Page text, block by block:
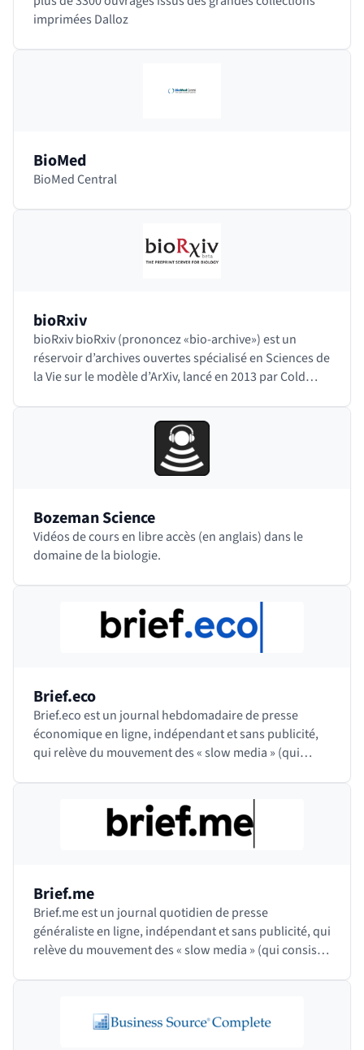
imprimées Dalloz
BioMed
BioMed Central
bioRxiv
bioRxiv bioRxiv (prononcez «bio-archive») est un
réservoir d’archives ouvertes spécialisé en Sciences de
la Vie sur le modèle d’ArXiv, lancé en 2013 par Cold
Bozeman Science
Vidéos de cours en libre accès (en anglais) dans le
domaine de la biologie.
Brief.eco
Brief.eco est un journal hebdomadaire de presse
économique en ligne, indépendant et sans publicité,
qui relève du mouvement des « slow media » (qui
Brief.me
Brief.me est un journal quotidien de presse
généraliste en ligne, indépendant et sans publicité, qui
relève du mouvement des « slow media » (qui consiste